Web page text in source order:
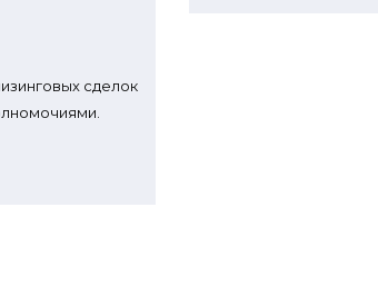
сделок